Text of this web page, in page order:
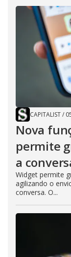
CAPITALIST/
Nova
permite
a
Widget permite
agilizando o
conversa. O...